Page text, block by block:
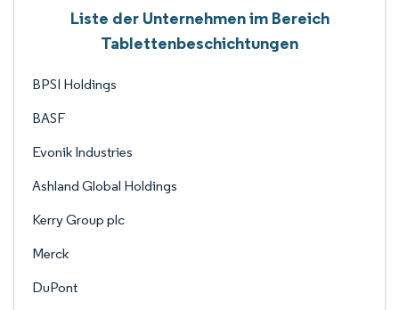
Liste der Unternehmen im Bereich
Tablettenbeschichtungen
BPSI Holdings
BASF
Evonik Industries
Ashland Global Holdings
Kerry Group plc
Merck
DuPont